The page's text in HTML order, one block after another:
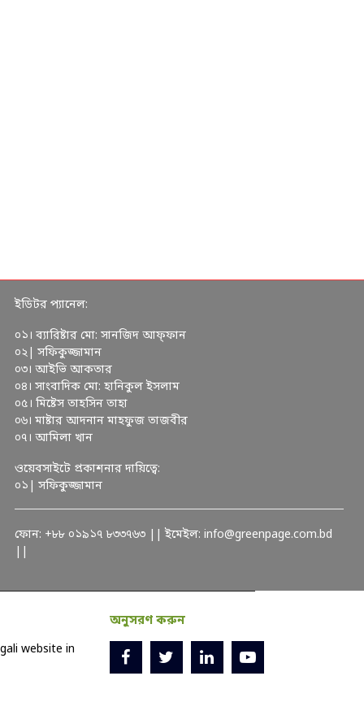
ইডিটর প্যানেল:
০১। ব্যারিষ্টার মো: সানজিদ আফ্ফান
০২| সফিকুজ্জামান
০৩। আইভি আকতার
০৪। সাংবাদিক মো: হানিকুল ইসলাম
০৫। মিষ্টেস তাহসিন তাহা
০৬। মাষ্টার আদনান মাহফুজ তাজবীর
০৭। আমিলা খান
ওয়েবসাইটে প্রকাশনার দায়িত্বে:
০১| সফিকুজ্জামান
ফোন: +৮৮ ০১৯১৭ ৮৩৩৭৬৩ || ইমেইল: info@greenpage.com.bd
website in
অনুসরণ করুন